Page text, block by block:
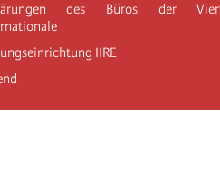
des Büros der
IIRE